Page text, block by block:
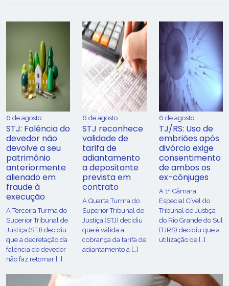
6 de agosto
STJ: Falência do
devedor não
devolve a seu
patrimônio
anteriormente
alienado em
fraude à
execução
A Terceira Turma do
Superior Tribunal de
Justiça (STJ) decidiu
que a decretação da
falência do devedor
não faz retornar […]
6 de agosto
STJ reconhece
validade de
tarifa de
adiantamento
a depositante
prevista em
contrato
A Quarta Turma do
Superior Tribunal de
Justiça (STJ) decidiu
que é válida a
cobrança da tarifa de
adiantamento a […]
6 de agosto
TJ/RS: Uso de
embriões após
divórcio exige
consentimento
de ambos os
ex-cônjuges
A 1ª Câmara
Especial Cível do
Tribunal de Justiça
do Rio Grande do Sul
(TJRS) decidiu que a
utilização de […]